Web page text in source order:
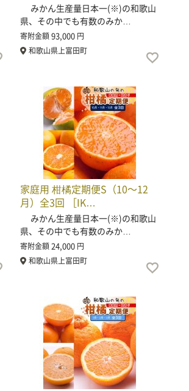
みかん生産量日本一(※)の和歌山
県、その中でも有数のみか…
寄附金額93,000 円
和歌山県上富田町
家庭用 柑橘定期便S（10～12
月）全3回 ［IK…
みかん生産量日本一(※)の和歌山
県、その中でも有数のみか…
寄附金額24,000 円
和歌山県上富田町